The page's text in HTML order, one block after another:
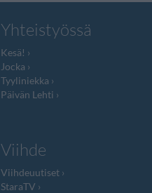
Yhteistyössä
Kesä!
Jocka
Tyyliniekka
Päivän Lehti
Viihde
Viihdeuutiset
StaraTV